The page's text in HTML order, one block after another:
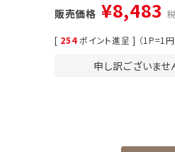
販売価格 ¥8,483
[ 254 ポイント進呈 ] （1P=1円
申し訳ございませ